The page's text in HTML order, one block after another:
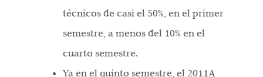
técnicos de casi el 50%, en el primer
semestre, a menos del 10% en el
cuarto semestre.
Ya en el quinto semestre, el 2011A